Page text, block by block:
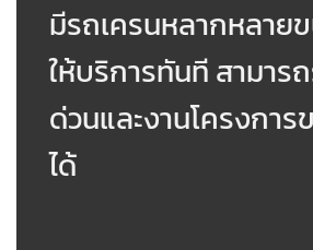
มีรถเครนหลากหลาย
ให้บริการทันที สามาร
ด่วนและงานโครงกา
ได้